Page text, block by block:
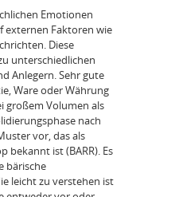
Emotionen
externen Faktoren wie
Diese
unterschiedlichen
Anlegern. Sehr gute
Ware oder Währung
großem Volumen als
nach
vor, das als
bekannt ist (BARR). Es
bärische
leicht zu verstehen ist